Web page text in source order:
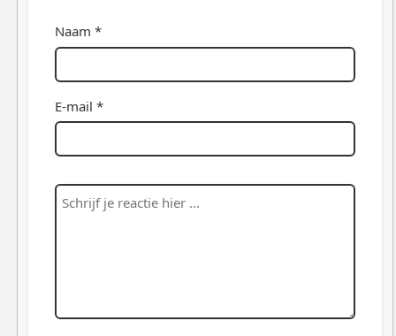
Naam *
E-mail *